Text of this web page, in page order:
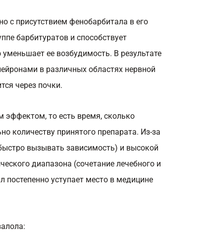
с присутствием фенобарбитала в его
барбитуратов и способствует
ее возбудимость. В результате
в различных областях нервной
через почки.
эффектом, то есть время, сколько
количеству принятого препарата. Из-за
вызывать зависимость) и высокой
диапазона (сочетание лечебного и
уступает место в медицине